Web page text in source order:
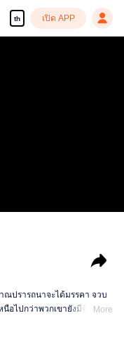
th เปิด APP
ณปรารถนาจะได้มรรคา จวบ
อไปกว่าพวกเขายังมีจ้าวผู้กุม
More